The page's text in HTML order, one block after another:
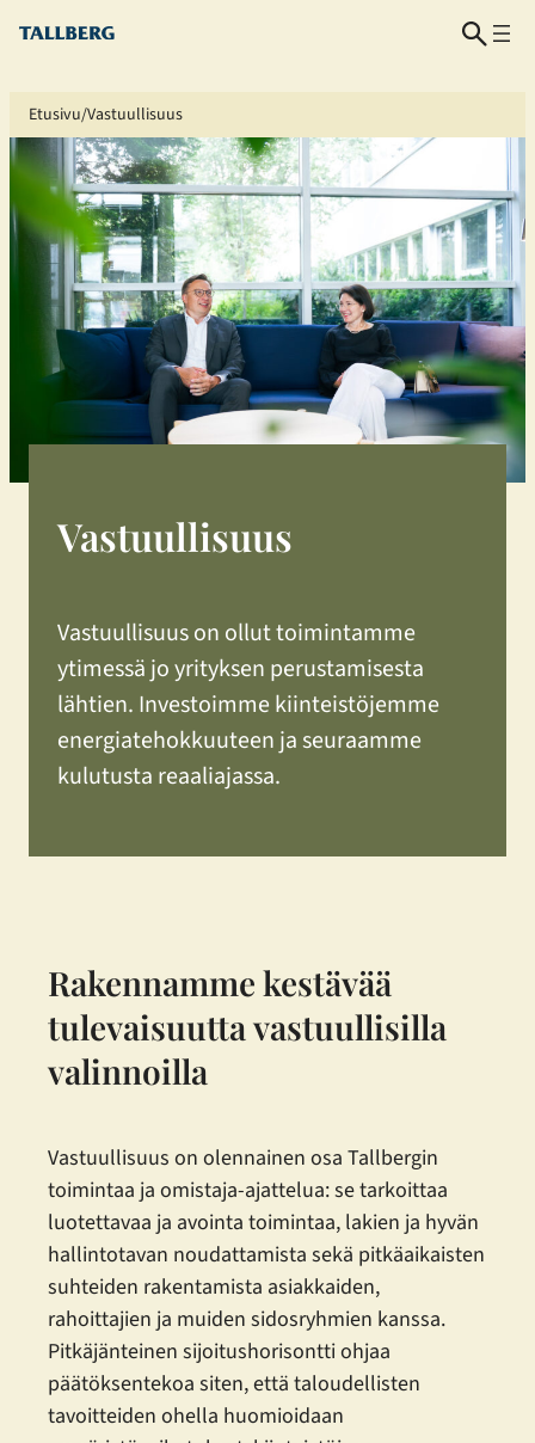
Siirry
Etusivu Vastuullisuus
Vastuullisuus
Vastuullisuus on ollut toimintamme
ytimessä jo yrityksen perustamisesta
lähtien. Investoimme kiinteistöjemme
energiatehokkuuteen ja seuraamme
kulutusta reaaliajassa.
Rakennamme kestävää
tulevaisuutta vastuullisilla
valinnoilla
Vastuullisuus on olennainen osa Tallbergin
toimintaa ja omistaja-ajattelua: se tarkoittaa
luotettavaa ja avointa toimintaa, lakien ja hyvän
hallintotavan noudattamista sekä pitkäaikaisten
suhteiden rakentamista asiakkaiden,
rahoittajien ja muiden sidosryhmien kanssa.
Pitkäjänteinen sijoitushorisontti ohjaa
päätöksentekoa siten, että taloudellisten
tavoitteiden ohella huomioidaan